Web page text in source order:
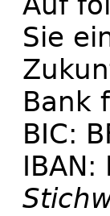
Sie
Bank
BIC: